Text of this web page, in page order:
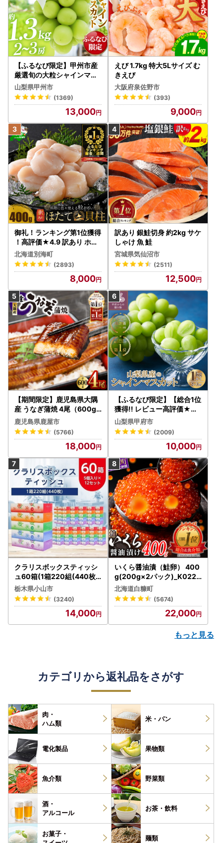
【ふるなび限定】甲州市産
厳選旬の大粒シャインマス
カット 約1.3kg 2～3房【2
026年発送】（MG）B12-
472 FN-Limited-VO シャ
インマスカット フルーツ
山梨県甲州市
(1369)
13,000
えび 1.7kg 特大5Lサイズ む
きえび
大阪府泉佐野市
(393)
9,000
御礼！ランキング第1位獲得
！高評価★4.9 訳あり ホタ
テ 400g（ほたて 帆立 貝柱
冷凍 ）
北海道別海町
(2893)
8,000
訳あり 銀鮭切身 約2kg サケ
しゃけ 魚 鮭
宮城県気仙沼市
(2511)
12,500
【期間限定】鹿児島県大隅
産 うなぎ蒲焼 4尾（600g
） KN007-004-04-cp18
うなぎ 鰻 魚 惣菜 総菜
鹿児島県鹿屋市
(5766)
18,000
【ふるなび限定】【総合1位
獲得!! レビュー高評価★】
〈2026年度配送分〉山梨
県産 シャインマスカット 2
～3房（1.0kg以上）シャイ
ン フルーツ FN-Limited-S
P
山梨県甲府市
(2009)
10,000
クラリスボックスティッシ
ュ60箱(1箱220組(440枚))
(5個入り×12セット)【配送
不可地域：離島・沖縄県】
【1256759】
栃木県小山市
(3240)
14,000
いくら醤油漬（鮭卵） 400
g(200g×2パック)_K022-
1676
北海道白糠町
(5674)
22,000
もっと見る
カテゴリから返礼品をさがす
肉・
ハム類
米・パン
電化製品 果物類
魚介類 野菜類
酒・
アルコール
お茶・ 飲料
お菓子・
麺類